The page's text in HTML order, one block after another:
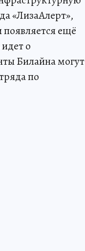
«ЛизаАлерт»,
появляется ещё
о
Билайна могут
по